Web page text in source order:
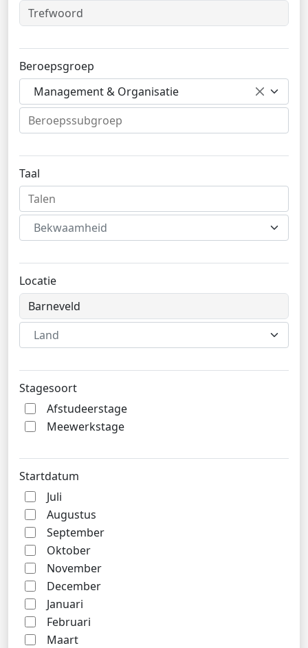
Beroepsgroep
Management & Organisatie
Taal
Bekwaamheid
Locatie
Land
Stagesoort
Afstudeerstage
Meewerkstage
Startdatum
Juli
Augustus
September
Oktober
November
December
Januari
Februari
Maart